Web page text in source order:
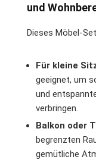
und
Dieses Möbel-
Für kleine
geeignet, um
und
verbringen.
Balkon oder
begrenzten
gemütliche